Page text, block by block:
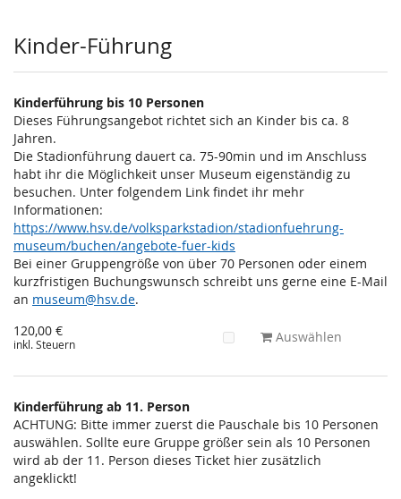
Kinder-Führung
Kinderführung bis 10 Personen
Dieses Führungsangebot richtet sich an Kinder bis ca. 8
Jahren.
Die Stadionführung dauert ca. 75-90min und im Anschluss
habt ihr die Möglichkeit unser Museum eigenständig zu
besuchen. Unter folgendem Link findet ihr mehr
Informationen:
https://www.hsv.de/volksparkstadion/stadionfuehrung-
museum/buchen/angebote-fuer-kids
Bei einer Gruppengröße von über 70 Personen oder einem
kurzfristigen Buchungswunsch schreibt uns gerne eine E-Mail
an museum@hsv.de.
120,00 €
inkl. Steuern Auswählen
Kinderführung ab 11. Person
ACHTUNG: Bitte immer zuerst die Pauschale bis 10 Personen
auswählen. Sollte eure Gruppe größer sein als 10 Personen
wird ab der 11. Person dieses Ticket hier zusätzlich
angeklickt!